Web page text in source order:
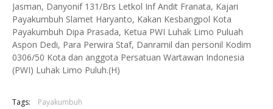
Jasman, Danyonif 131/Brs Letkol Inf Andit Franata, Kajari
Payakumbuh Slamet Haryanto, Kakan Kesbangpol Kota
Payakumbuh Dipa Prasada, Ketua PWI Luhak Limo Puluah
Aspon Dedi, Para Perwira Staf, Danramil dan personil Kodim
0306/50 Kota dan anggota Persatuan Wartawan Indonesia
(PWI) Luhak Limo Puluh.(H)
Tags: Payakumbuh